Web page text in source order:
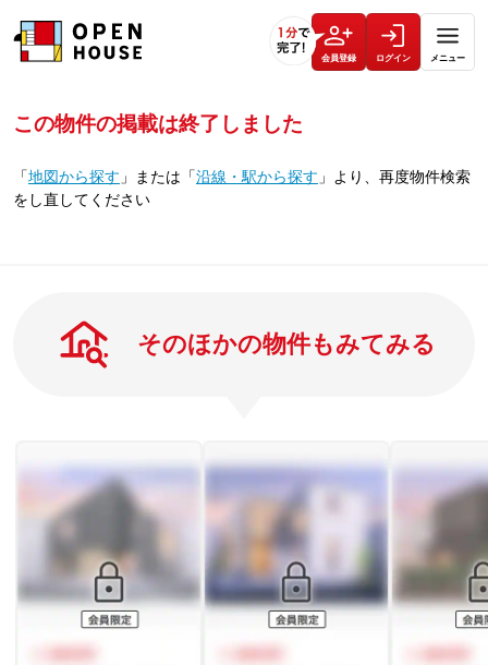
会員登録 ログイン メニュー
この物件の掲載は終了しました
「地図から探す 」 または 「沿線・駅から探す 」 より、再度物件検索
をし直してください
そのほかの物件もみてみる